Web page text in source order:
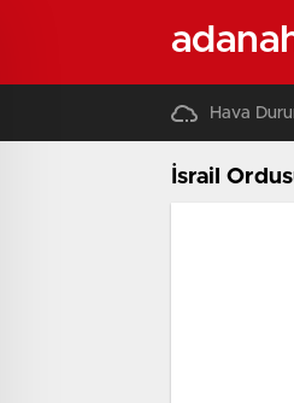
Hava
İsrail